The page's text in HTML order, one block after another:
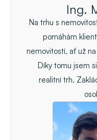
Ing.
Na trhu s
pomáhám
nemovitostí, ať už
Díky tomu jsem
realitní trh.